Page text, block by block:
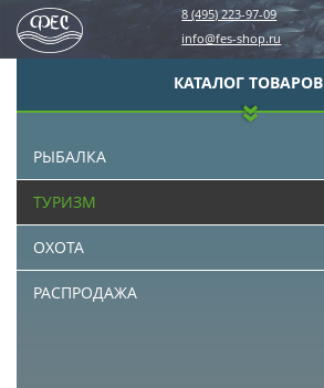
8 (495) 223-97-09
info@fes-shop.ru
КАТАЛОГ ТОВАРОВ
РЫБАЛКА
ТУРИЗМ
ОХОТА
РАСПРОДАЖА